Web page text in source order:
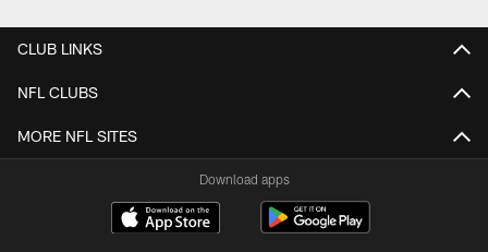
CLUB LINKS
NFL CLUBS
MORE NFL SITES
Download apps